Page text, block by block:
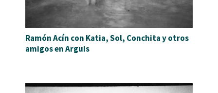
Ramón Acín con Katia, Sol, Conchita y otros
amigos en Arguis